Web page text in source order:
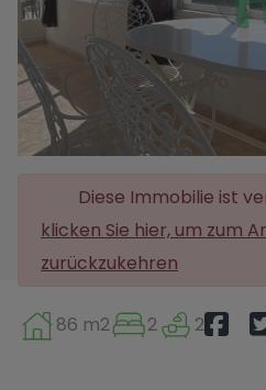
Diese Immobilie ist
klicken Sie hier, um zum
zurückzukehren
86 m2 2 2